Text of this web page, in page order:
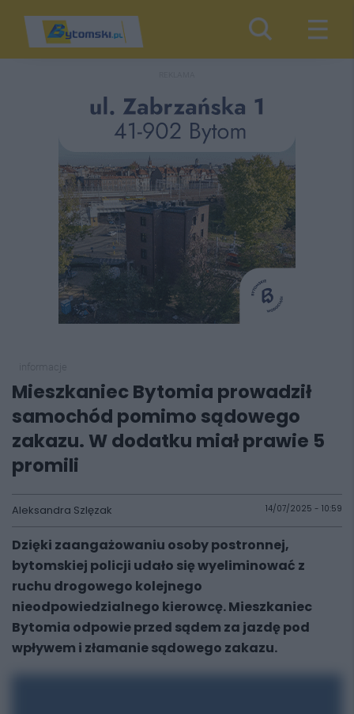
Mieszkaniec Bytomia prowadził
samochód pomimo sądowego
zakazu. W dodatku miał prawie 5
promili
Aleksandra Szlęzak 14/07/2025 - 10:59
Dzięki zaangażowaniu osoby postronnej,
bytomskiej policji udało się wyeliminować z
ruchu drogowego kolejnego
nieodpowiedzialnego kierowcę. Mieszkaniec
Bytomia odpowie przed sądem za jazdę pod
wpływem i złamanie sądowego zakazu.